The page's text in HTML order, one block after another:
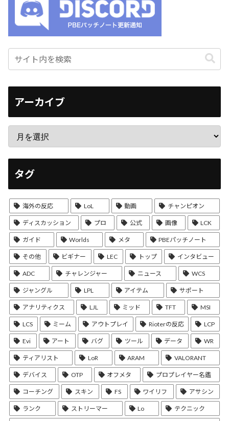
アーカイブ
タグ
海外の反応 LoL 動画 チャンピオン
ディスカッション プロ 公式 画像 LCK
ガイド Worlds メタ PBEパッチノート
その他 ビギナー LEC トップ インタビュー
ADC チャレンジャー ニュース WCS
ジャングル LPL アイテム サポート
アナリティクス LJL ミッド TFT MSI
LCS ミーム アウトプレイ Rioterの反応 LCP
Evi アート バグ ツール データ WR
ティアリスト LoR ARAM VALORANT
デバイス OTP オフメタ プロプレイヤー名鑑
コーチング スキン FS ワイリフ アサシン
ランク ストリーマー Lo テクニック